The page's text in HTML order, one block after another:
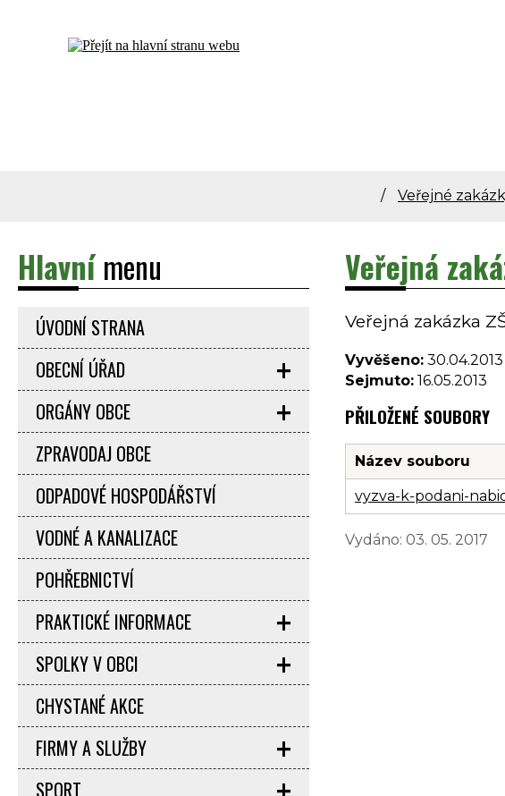
Dolní Bečva - oficiální stránky obce
Veřejné
Veřejná
Veřejná zakázka
Vyvěšeno: 30.04.2013
Sejmuto: 16.05.2013
PŘILOŽENÉ SOUBORY
Název souboru
vyzva-k-podani-
Vydáno: 03. 05. 2017
Hlavnímenu
ÚVODNÍ STRANA
OBECNÍ ÚŘAD
ORGÁNY OBCE
ZPRAVODAJ OBCE
ODPADOVÉ HOSPODÁŘSTVÍ
VODNÉ A KANALIZACE
POHŘEBNICTVÍ
PRAKTICKÉ INFORMACE
SPOLKY V OBCI
CHYSTANÉ AKCE
FIRMY A SLUŽBY
SPORT